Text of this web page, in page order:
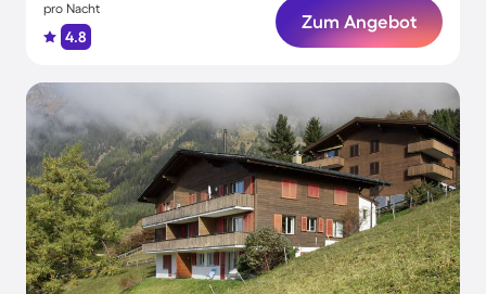
pro Nacht
4.8
Zum Angebot